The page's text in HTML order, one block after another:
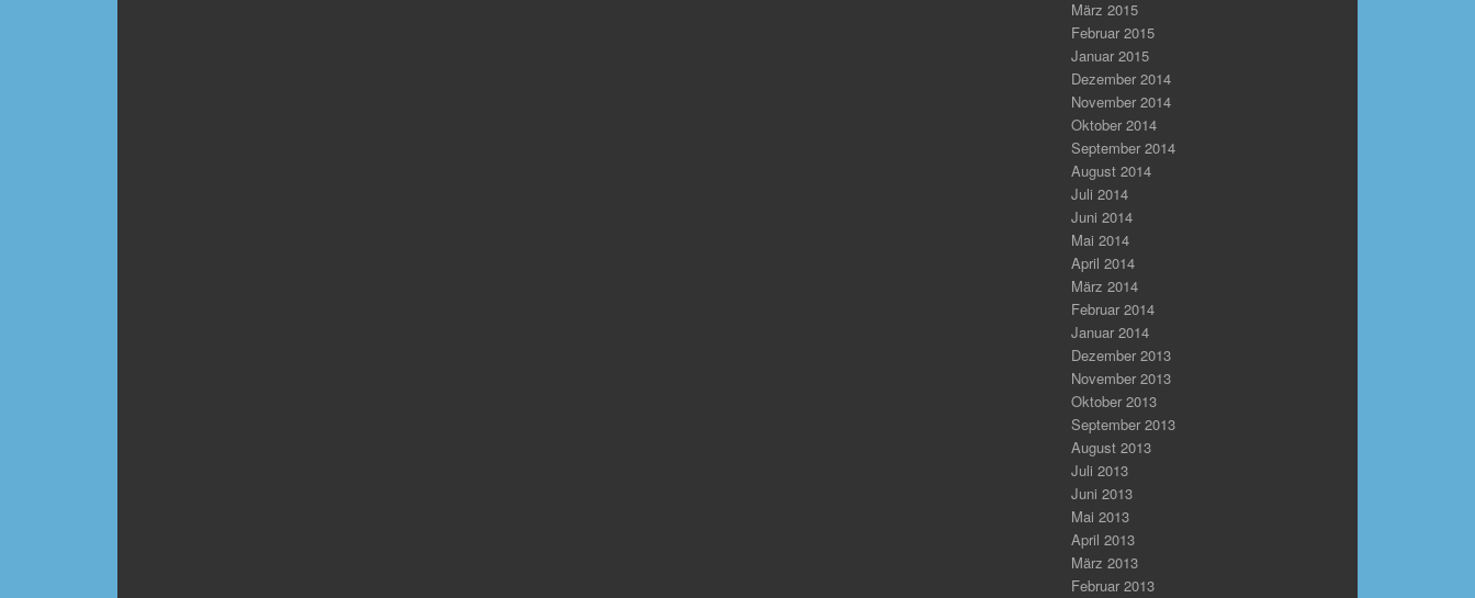
März 2015
Februar 2015
Januar 2015
Dezember 2014
November 2014
Oktober 2014
September 2014
August 2014
Juli 2014
Juni 2014
Mai 2014
April 2014
März 2014
Februar 2014
Januar 2014
Dezember 2013
November 2013
Oktober 2013
September 2013
August 2013
Juli 2013
Juni 2013
Mai 2013
April 2013
März 2013
Februar 2013